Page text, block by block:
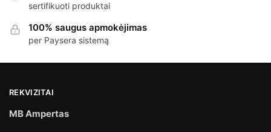
sertifikuoti produktai
100% saugus apmokėjimas
per Paysera sistemą
REKVIZITAI
MB Ampertas